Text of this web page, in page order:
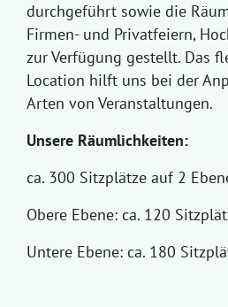
durchgeführt sowie die
Firmen- und Privatfeiern,
zur Verfügung gestellt. Das
Location hilft uns bei der
Arten von Veranstaltungen.
Unsere Räumlichkeiten:
ca. 300 Sitzplätze auf 2
Obere Ebene: ca. 120
Untere Ebene: ca. 180